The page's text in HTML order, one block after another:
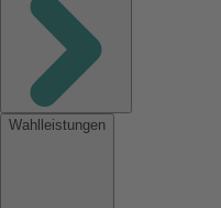
Wahlleistungen